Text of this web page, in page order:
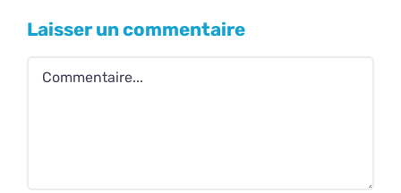
Laisser un commentaire
Commentaire